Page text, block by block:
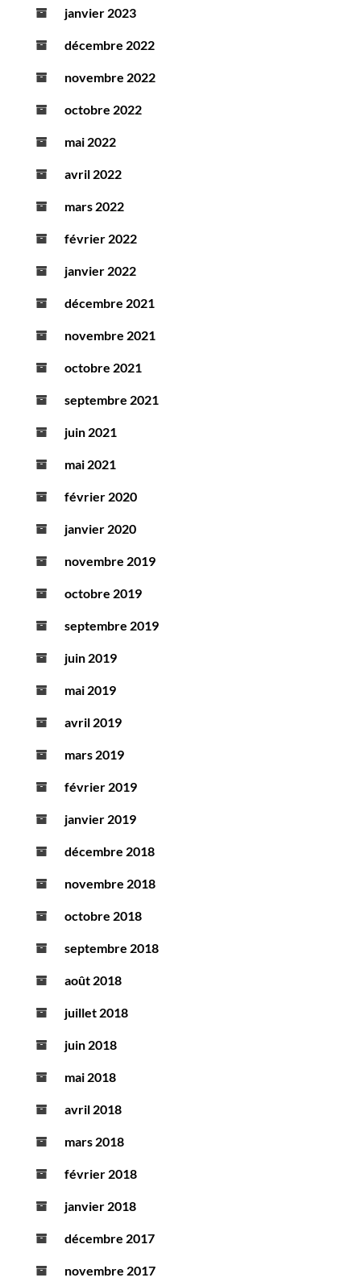
janvier 2023
décembre 2022
novembre 2022
octobre 2022
mai 2022
avril 2022
mars 2022
février 2022
janvier 2022
décembre 2021
novembre 2021
octobre 2021
septembre 2021
juin 2021
mai 2021
février 2020
janvier 2020
novembre 2019
octobre 2019
septembre 2019
juin 2019
mai 2019
avril 2019
mars 2019
février 2019
janvier 2019
décembre 2018
novembre 2018
octobre 2018
septembre 2018
août 2018
juillet 2018
juin 2018
mai 2018
avril 2018
mars 2018
février 2018
janvier 2018
décembre 2017
novembre 2017